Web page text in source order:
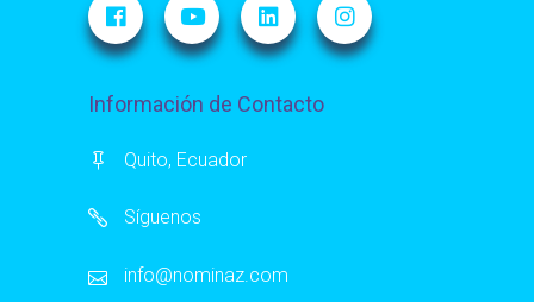
Información de Contacto
Quito, Ecuador
Síguenos
info@nominaz.com